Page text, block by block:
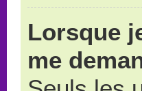
Lorsque
me